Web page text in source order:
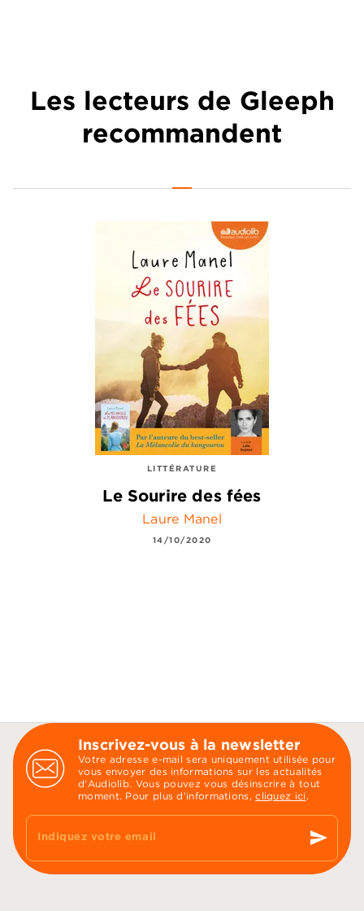
Les lecteurs de Gleeph
recommandent
LITTÉRATURE
Le Sourire des fées
Laure Manel
14/10/2020
Inscrivez-vous à la newsletter
Votre adresse e-mail sera uniquement utilisée pour
vous envoyer des informations sur les actualités
d'Audiolib. Vous pouvez vous désinscrire à tout
moment. Pour plus d’informations,cliquez ici .
Indiquez votre email send